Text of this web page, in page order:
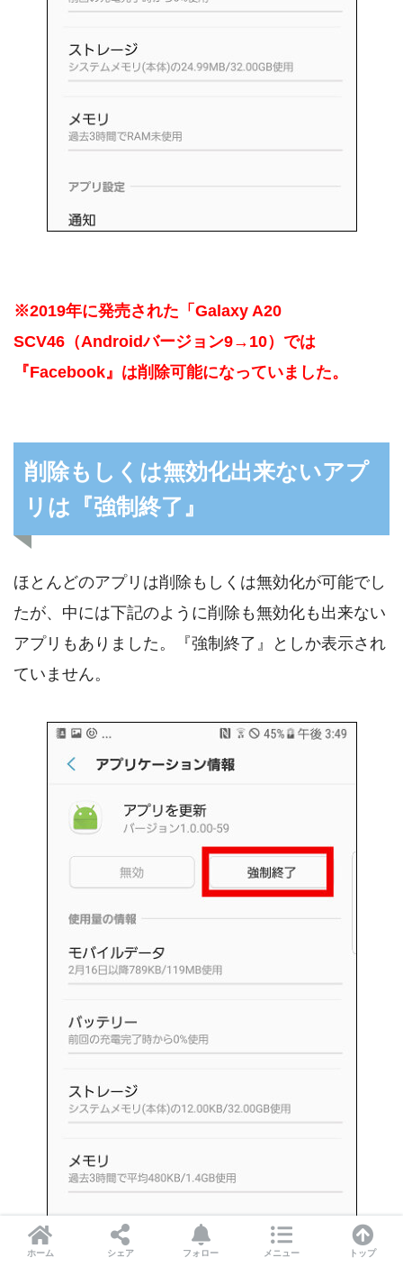
※2019年に発売された「Galaxy A20
SCV46（Androidバージョン9→10）では
『Facebook』は削除可能になっていました。
削除もしくは無効化出来ないアプ
リは『強制終了』
ほとんどのアプリは削除もしくは無効化が可能でし
たが、中には下記のように削除も無効化も出来ない
アプリもありました。『強制終了』としか表示され
ていません。
ホーム シェア フォロー メニュー トップ